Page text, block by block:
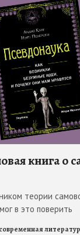
книга о
теории
в это поверить
современная